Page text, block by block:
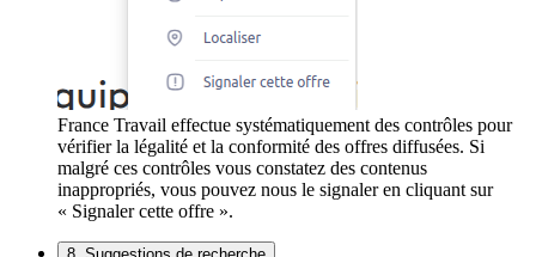
France Travail effectue systématiquement des contrôles pour
vérifier la légalité et la conformité des offres diffusées. Si
malgré ces contrôles vous constatez des contenus
inappropriés, vous pouvez nous le signaler en cliquant sur
« Signaler cette offre ».